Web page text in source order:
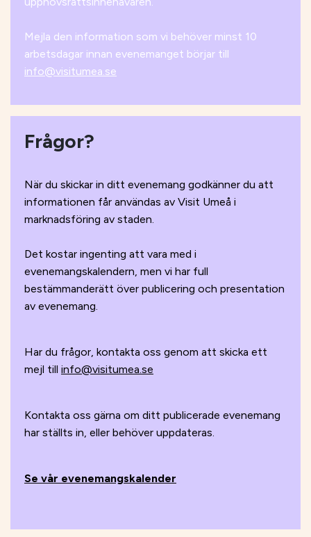
Mejla den information som vi behöver minst 10
arbetsdagar innan evenemanget börjar till
info@visitumea.se
Frågor?
När du skickar in ditt evenemang godkänner du att
informationen får användas av Visit Umeå i
marknadsföring av staden.
Det kostar ingenting att vara med i
evenemangskalendern, men vi har full
bestämmanderätt över publicering och presentation
av evenemang.
Har du frågor, kontakta oss genom att skicka ett
mejl till info@visitumea.se
Kontakta oss gärna om ditt publicerade evenemang
har ställts in, eller behöver uppdateras.
Se vår evenemangskalender